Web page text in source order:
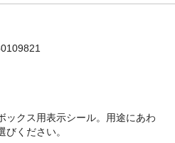
ックス用表示シール。用途にあわ
びください。